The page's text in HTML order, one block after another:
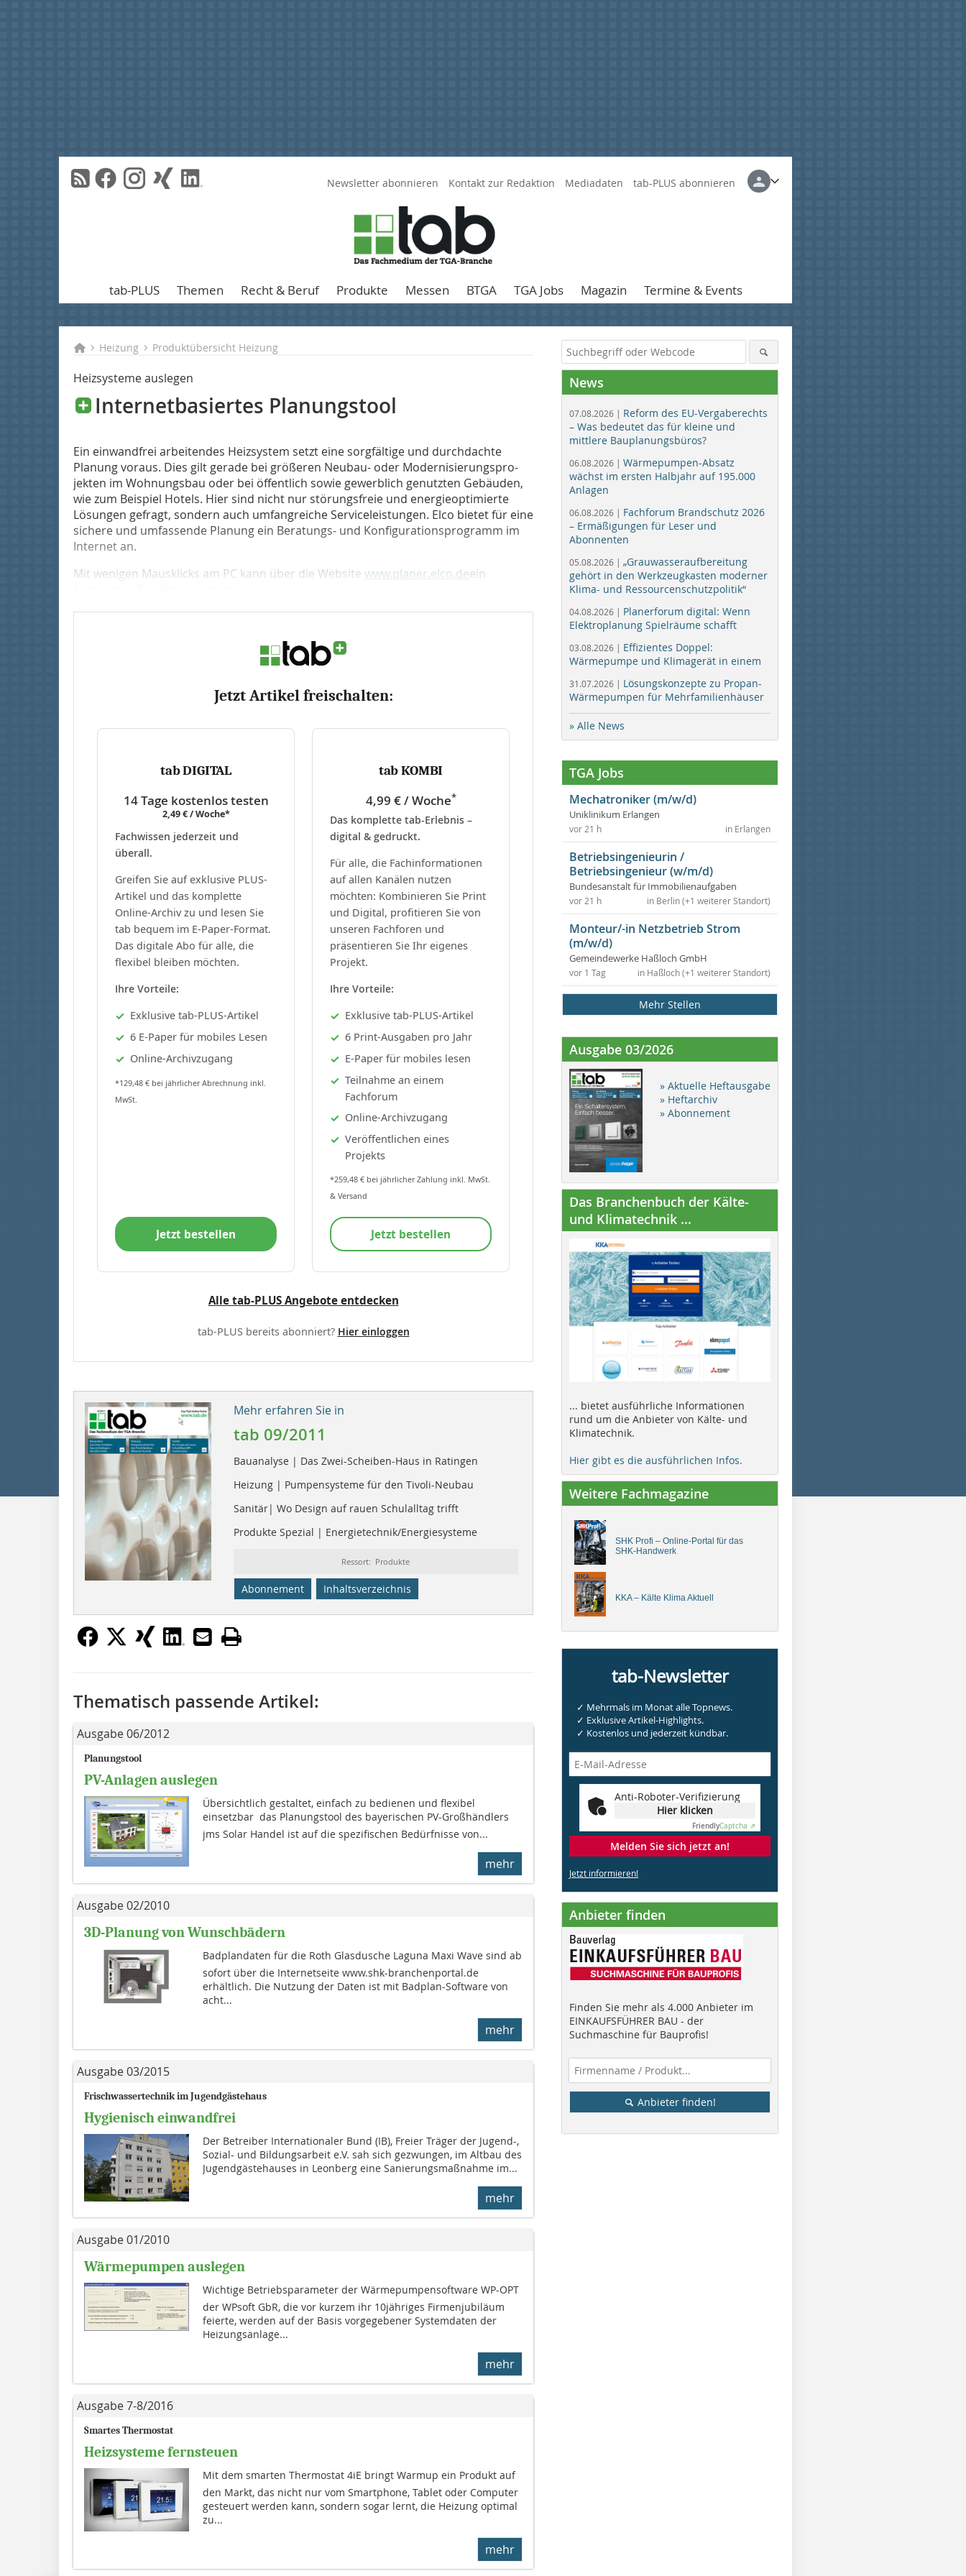
Newsletter abonnieren Kontakt zur Redaktion Mediadaten tab-PLUS abonnieren
tab-PLUS Themen Recht & Beruf Produkte Messen BTGA TGA Jobs Magazin Termine & Events
Heizung Produktübersicht Heizung
Heizsysteme auslegen
Internetbasiertes Planungstool
Ein einwandfrei arbeitendes Heiz­system setzt eine sorgfältige und durchdachte
Planung voraus. Dies gilt gerade bei größeren Neu­bau- oder Modernisierungspro­
jekten im Wohnungsbau oder bei öffentlich sowie gewerblich genutzten Gebäuden,
wie zum Beispiel Hotels. Hier sind nicht nur störungsfreie und energieoptimierte
Lösungen gefragt, son­dern auch umfangreiche Service­leistungen. Elco bietet für eine
sichere und umfassen­de Planung ein Beratungs- und Konfigurationsprogramm im
Internet an.
Mit wenigen Mausklicks am PC kann über die Website www.planer.elco.deein
Jetzt Artikel freischalten:
tab DIGITAL
14 Tage kostenlos testen
2,49 € / Woche*
Fachwissen jederzeit und
überall.
Greifen Sie auf exklusive PLUS-
Artikel und das komplette
Online-Archiv zu und lesen Sie
tab bequem im E-Paper-Format.
Das digitale Abo für alle, die
flexibel bleiben möchten.
Ihre Vorteile:
Exklusive tab-PLUS-Artikel
6 E-Paper für mobiles Lesen
Online-Archivzugang
*129,48 € bei jährlicher Abrechnung inkl.
MwSt.
Jetzt bestellen
tab KOMBI
4,99 € / Woche*
Das komplette tab-Erlebnis –
digital & gedruckt.
Für alle, die Fachinformationen
auf allen Kanälen nutzen
möchten: Kombinieren Sie Print
und Digital, profitieren Sie von
unseren Fachforen und
präsentieren Sie Ihr eigenes
Projekt.
Ihre Vorteile:
Exklusive tab-PLUS-Artikel
6 Print-Ausgaben pro Jahr
E-Paper für mobiles lesen
Teilnahme an einem
Fachforum
Online-Archivzugang
Veröffentlichen eines
Projekts
*259,48 € bei jährlicher Zahlung inkl. MwSt.
& Versand
Jetzt bestellen
Alle tab-PLUS Angebote entdecken
tab-PLUS bereits abonniert? Hier einloggen
Mehr erfahren Sie in
tab 09/2011
Bauanalyse | Das Zwei-Scheiben-Haus in Ratingen
Heizung | Pumpensysteme für den Tivoli-Neubau
Sanitär| Wo Design auf rauen Schulalltag trifft
Produkte Spezial | Energietechnik/Energiesysteme
Ressort: Produkte
Abonnement Inhaltsverzeichnis
Thematisch passende Artikel:
Ausgabe 06/2012
Planungstool
PV-Anlagen auslegen
Übersichtlich gestaltet, einfach zu bedienen und flexibel
einsetzbar  das Planungstool des bayerischen PV-Großhändlers
jms Solar Handel ist auf die spezifischen Bedürfnisse von...
mehr
Ausgabe 02/2010
3D-Planung von Wunschbädern
Badplandaten für die Roth Glasdusche Laguna Maxi Wave sind ab
sofort über die Internetseite www.shk-branchenportal.de
erhältlich. Die Nutzung der Daten ist mit Badplan-Software von
acht...
mehr
Ausgabe 03/2015
Frischwassertechnik im Jugendgästehaus
Hygienisch einwandfrei
Der Betreiber Internationaler Bund (IB), Freier Träger der Jugend-,
Sozial- und Bildungsarbeit e.V. sah sich gezwungen, im Altbau des
Jugendgäste­hauses in Leonberg eine Sa­nierungs­maßnahme im...
mehr
Ausgabe 01/2010
Wärmepumpen auslegen
Wichtige Betriebsparameter der Wärmepumpensoftware WP-OPT
der WPsoft GbR, die vor kurzem ihr 10jähriges Firmenjubiläum
feierte, werden auf der Basis vorgegebener Systemdaten der
Heizungsanlage...
mehr
Ausgabe 7-8/2016
Smartes Thermostat
Heizsysteme fernsteuen
Mit dem smarten Thermostat 4iE bringt Warmup ein Produkt auf
den Markt, das nicht nur vom Smartphone, Tablet oder Computer
gesteuert werden kann, sondern sogar lernt, die Heizung optimal
zu...
mehr
News
07.08.2026 | Reform des EU-Vergaberechts
– Was bedeutet das für kleine und
mittlere Bauplanungsbüros?
06.08.2026 | Wärmepumpen-Absatz
wächst im ersten Halbjahr auf 195.000
Anlagen
06.08.2026 | Fachforum Brandschutz 2026
– Ermäßigungen für Leser und
Abonnenten
05.08.2026 | „Grauwasseraufbereitung
gehört in den Werkzeugkasten moderner
Klima- und Ressourcenschutzpolitik“
04.08.2026 | Planerforum digital: Wenn
Elektroplanung Spielräume schafft
03.08.2026 | Effizientes Doppel:
Wärmepumpe und Klimagerät in einem
31.07.2026 | Lösungskonzepte zu Propan-
Wärmepumpen für Mehrfamilienhäuser
» Alle News
TGA Jobs
Mechatroniker (m/w/d)
Uniklinikum Erlangen
in Erlangen
vor 21 h
Betriebsingenieurin /
Betriebsingenieur (w/m/d)
Bundesanstalt für Immobilienaufgaben
in Berlin (+1 weiterer Standort)
vor 21 h
Monteur/-in Netzbetrieb Strom
(m/w/d)
Gemeindewerke Haßloch GmbH
in Haßloch (+1 weiterer Standort)
vor 1 Tag
Mehr Stellen
Ausgabe 03/2026
» Aktuelle Heftausgabe
» Heftarchiv
» Abonnement
Das Branchenbuch der Kälte-
und Klimatechnik ...
... bietet ausführliche Informationen
rund um die Anbieter von Kälte- und
Klimatechnik.
Hier gibt es die ausführlichen Infos.
Weitere Fachmagazine
SHK Profi – Online-Portal für das
SHK-Handwerk
KKA – Kälte Klima Aktuell
tab-Newsletter
✓ Mehrmals im Monat alle Topnews.
✓ Exklusive Artikel-Highlights.
✓ Kostenlos und jederzeit kündbar.
Anti-Roboter-Verifizierung
Hier klicken
FriendlyCaptcha ⇗
Melden Sie sich jetzt an!
Jetzt informieren!
Anbieter finden
Finden Sie mehr als 4.000 Anbieter im
EINKAUFSFÜHRER BAU - der
Suchmaschine für Bauprofis!
Anbieter finden!